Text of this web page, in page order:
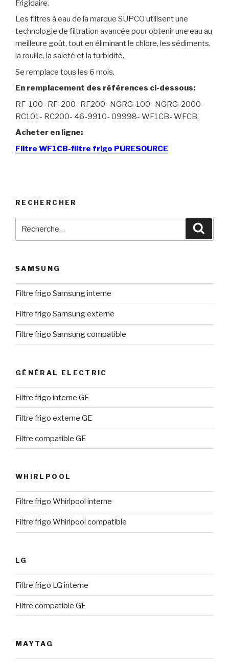
Frigidaire.
Les filtres à eau de la marque SUPCO utilisent une
technologie de filtration avancée pour obtenir une eau au
meilleure goût, tout en éliminant le chlore, les sédiments,
la rouille, la saleté et la turbidité.
Se remplace tous les 6 mois.
En remplacement des références ci-dessous:
RF-100- RF-200- RF200- NGRG-100- NGRG-2000-
RC101- RC200- 46-9910- 09998- WF1CB- WFCB.
Acheter en ligne:
Filtre WF1CB-filtre frigo PURESOURCE
RECHERCHER
pour
SAMSUNG
Filtre frigo Samsung interne
Filtre frigo Samsung externe
Filtre frigo Samsung compatible
GÉNÉRAL ELECTRIC
Filtre frigo interne GE
Filtre frigo externe GE
Filtre compatible GE
WHIRLPOOL
Filtre frigo Whirlpool interne
Filtre frigo Whirlpool compatible
LG
Filtre frigo LG interne
Filtre compatible GE
MAYTAG